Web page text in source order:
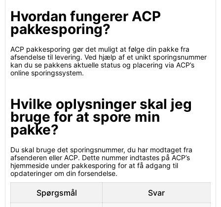
Hvordan fungerer ACP
pakkesporing?
ACP pakkesporing gør det muligt at følge din pakke fra
afsendelse til levering. Ved hjælp af et unikt sporingsnummer
kan du se pakkens aktuelle status og placering via ACP’s
online sporingssystem.
Hvilke oplysninger skal jeg
bruge for at spore min
pakke?
Du skal bruge det sporingsnummer, du har modtaget fra
afsenderen eller ACP. Dette nummer indtastes på ACP’s
hjemmeside under pakkesporing for at få adgang til
opdateringer om din forsendelse.
Spørgsmål Svar